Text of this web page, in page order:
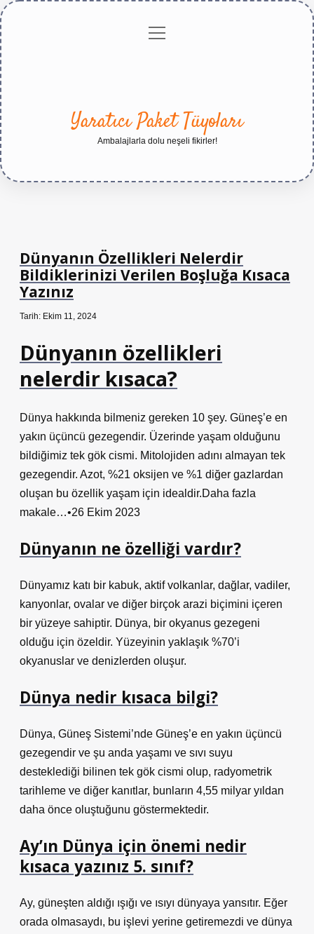
Gizlilikmenüyü
Yaratıcı Paket Tüyoları
Ambalajlarla dolu neşeli fikirler!
Dünyanın Özellikleri Nelerdir
Bildiklerinizi Verilen Boşluğa Kısaca
Yazınız
Tarih: Ekim 11, 2024
Dünyanın özellikleri
nelerdir kısaca?
Dünya hakkında bilmeniz gereken 10 şey. Güneş’e en
yakın üçüncü gezegendir. Üzerinde yaşam olduğunu
bildiğimiz tek gök cismi. Mitolojiden adını almayan tek
gezegendir. Azot, %21 oksijen ve %1 diğer gazlardan
oluşan bu özellik yaşam için idealdir.Daha fazla
makale…•26 Ekim 2023
Dünyanın ne özelliği vardır?
Dünyamız katı bir kabuk, aktif volkanlar, dağlar, vadiler,
kanyonlar, ovalar ve diğer birçok arazi biçimini içeren
bir yüzeye sahiptir. Dünya, bir okyanus gezegeni
olduğu için özeldir. Yüzeyinin yaklaşık %70’i
okyanuslar ve denizlerden oluşur.
Dünya nedir kısaca bilgi?
Dünya, Güneş Sistemi’nde Güneş’e en yakın üçüncü
gezegendir ve şu anda yaşamı ve sıvı suyu
desteklediği bilinen tek gök cismi olup, radyometrik
tarihleme ve diğer kanıtlar, bunların 4,55 milyar yıldan
daha önce oluştuğunu göstermektedir.
Ay’ın Dünya için önemi nedir
kısaca yazınız 5. sınıf?
Ay, güneşten aldığı ışığı ve ısıyı dünyaya yansıtır. Eğer
orada olmasaydı, bu işlevi yerine getiremezdi ve dünya